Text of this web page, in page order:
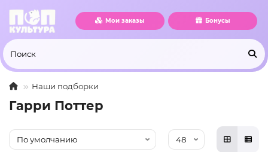
Мои заказы Бонусы
Наши подборки
Гарри Поттер